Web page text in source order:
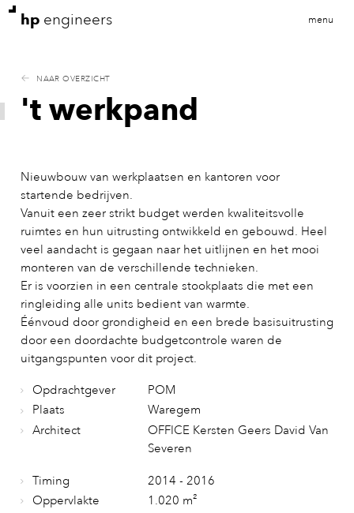
hpengineers menu
NAAR OVERZICHT
't werkpand
Nieuwbouw van werkplaatsen en kantoren voor
startende bedrijven.
Vanuit een zeer strikt budget werden kwaliteitsvolle
ruimtes en hun uitrusting ontwikkeld en gebouwd. Heel
veel aandacht is gegaan naar het uitlijnen en het mooi
monteren van de verschillende technieken.
Er is voorzien in een centrale stookplaats die met een
ringleiding alle units bedient van warmte.
Éénvoud door grondigheid en een brede basisuitrusting
door een doordachte budgetcontrole waren de
uitgangspunten voor dit project.
Opdrachtgever
POM
Plaats
Waregem
Architect
OFFICE Kersten Geers David Van
Severen
Timing
2014 - 2016
Oppervlakte
1.020 m²